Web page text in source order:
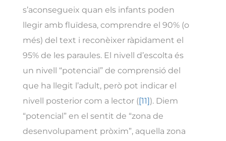
s’aconsegueix quan els infants poden
llegir amb fluïdesa, comprendre el 90% (o
més) del text i reconèixer ràpidament el
95% de les paraules. El nivell d’escolta és
un nivell “potencial” de comprensió del
que ha llegit l’adult, però pot indicar el
nivell posterior com a lector ([11]). Diem
“potencial” en el sentit de “zona de
desenvolupament pròxim”, aquella zona